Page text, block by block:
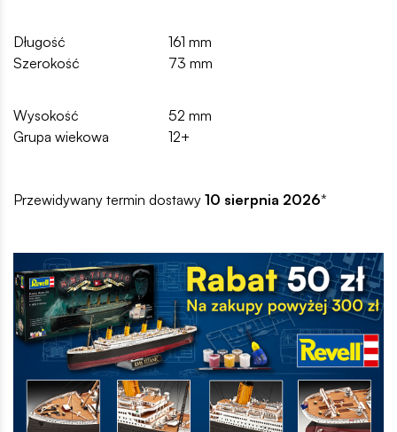
Długość
161 mm
Szerokość
73 mm
Wysokość
52 mm
Grupa wiekowa
12+
Przewidywany termin dostawy 10 sierpnia 2026*